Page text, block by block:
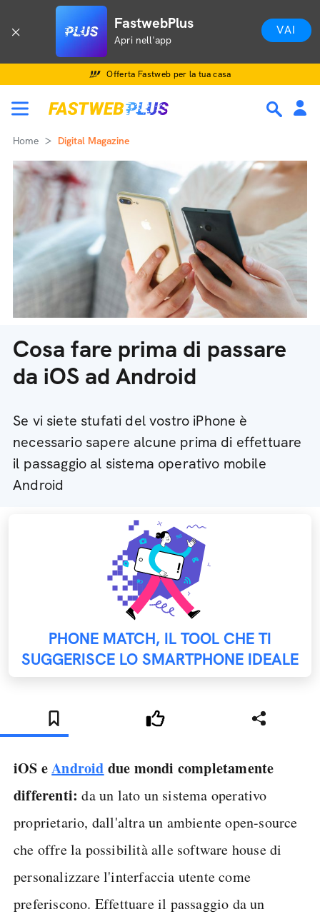
FastwebPlus
Apri nell'app
VAI
Offerta Fastweb per la tua casa
Home Digital Magazine
Cosa fare prima di passare
da iOS ad Android
Se vi siete stufati del vostro iPhone è
necessario sapere alcune prima di effettuare
il passaggio al sistema operativo mobile
Android
PHONE MATCH, IL TOOL CHE TI
SUGGERISCE LO SMARTPHONE IDEALE
iOS eAndroid due mondi completamente
differenti: da un lato un sistema operativo
proprietario, dall'altra un ambiente open-source
che offre la possibilità alle software house di
personalizzare l'interfaccia utente come
preferiscono. Effettuare il passaggio da un